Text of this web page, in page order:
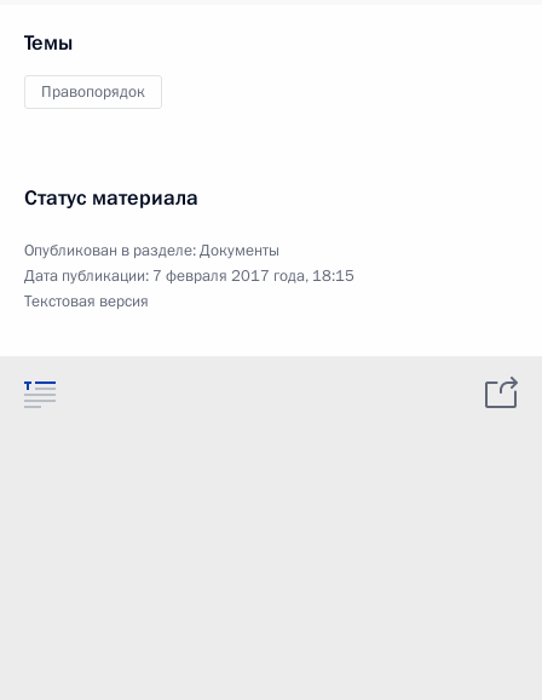
Темы
Правопорядок
Статус материала
Опубликован в разделе:Документы
Дата публикации: 7 февраля 2017 года, 18:15
Текстовая версия